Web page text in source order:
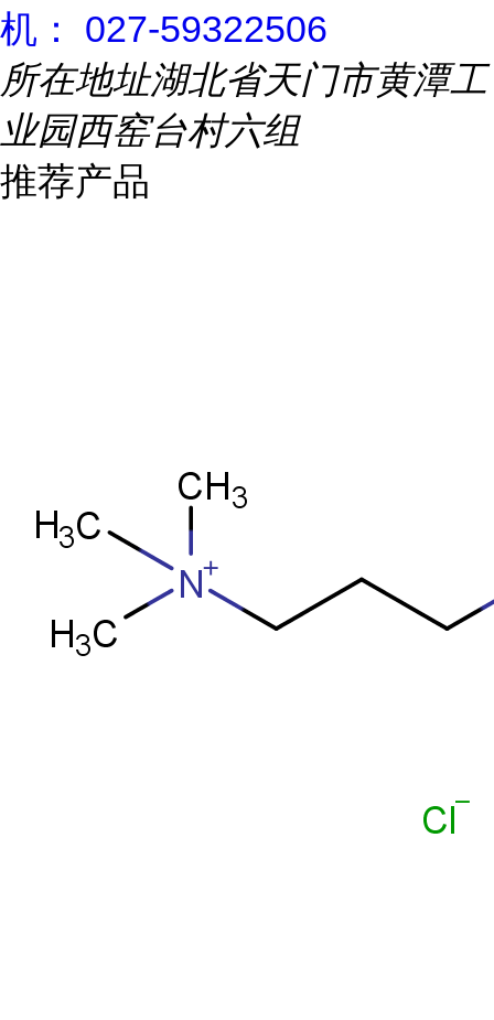
机： 027-59322506
所在地址湖北省天门市黄潭工
业园西窑台村六组
推荐产品